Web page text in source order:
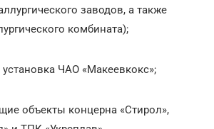
заводов, а также
комбината);
ЧАО «Макеевкокс»;
объекты концерна «Стирол»,